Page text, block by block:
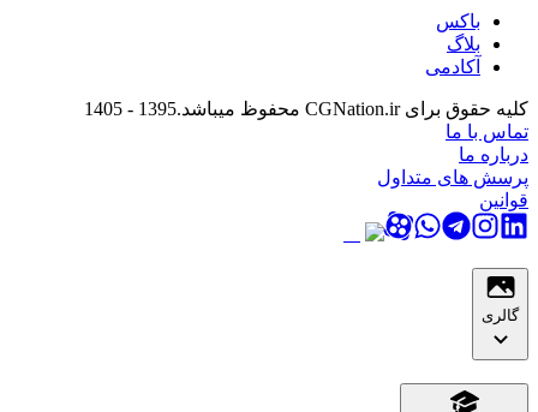
باکس
بلاگ
آکادمی
کلیه حقوق برای CGNation.ir محفوظ میباشد.
1395 - 1405
تماس با ما
درباره ما
پرسش های متداول
قوانین
گالری